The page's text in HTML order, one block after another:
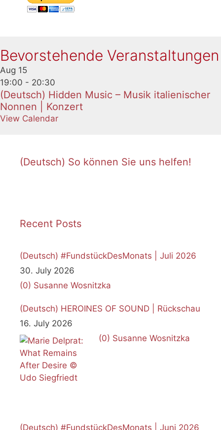
Bevorstehende Veranstaltungen
Aug 15
19:00 - 20:30
(Deutsch) Hidden Music – Musik italienischer
Nonnen | Konzert
View Calendar
(Deutsch) So können Sie uns helfen!
Recent Posts
(Deutsch) #FundstückDesMonats | Juli 2026
30. July 2026
(0) Susanne Wosnitzka
(Deutsch) HEROINES OF SOUND | Rückschau
16. July 2026
(0) Susanne Wosnitzka
(Deutsch) #FundstückDesMonats | Juni 2026